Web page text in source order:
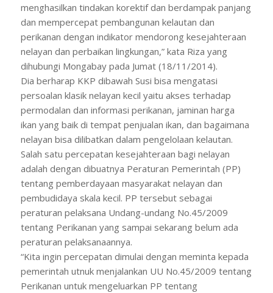
menghasilkan tindakan korektif dan berdampak panjang
dan mempercepat pembangunan kelautan dan
perikanan dengan indikator mendorong kesejahteraan
nelayan dan perbaikan lingkungan,” kata Riza yang
dihubungi Mongabay pada Jumat (18/11/2014).
Dia berharap KKP dibawah Susi bisa mengatasi
persoalan klasik nelayan kecil yaitu akses terhadap
permodalan dan informasi perikanan, jaminan harga
ikan yang baik di tempat penjualan ikan, dan bagaimana
nelayan bisa dilibatkan dalam pengelolaan kelautan.
Salah satu percepatan kesejahteraan bagi nelayan
adalah dengan dibuatnya Peraturan Pemerintah (PP)
tentang pemberdayaan masyarakat nelayan dan
pembudidaya skala kecil. PP tersebut sebagai
peraturan pelaksana Undang-undang No.45/2009
tentang Perikanan yang sampai sekarang belum ada
peraturan pelaksanaannya.
“Kita ingin percepatan dimulai dengan meminta kepada
pemerintah utnuk menjalankan UU No.45/2009 tentang
Perikanan untuk mengeluarkan PP tentang